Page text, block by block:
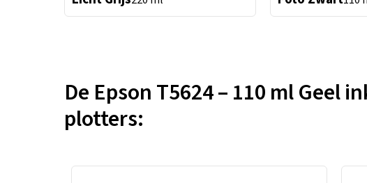
De Epson T5624 – 110 ml Geel
plotters: